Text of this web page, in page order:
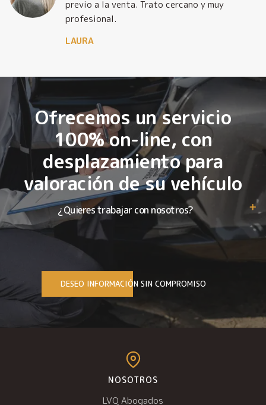
previo a la venta. Trato cercano y muy
profesional.
LAURA
Ofrecemos un servicio
100% on-line, con
desplazamiento para
valoración de su vehículo
¿Quieres trabajar con nosotros?
DESEO INFORMACIÓN SIN COMPROMISO
NOSOTROS
LVQ Abogados